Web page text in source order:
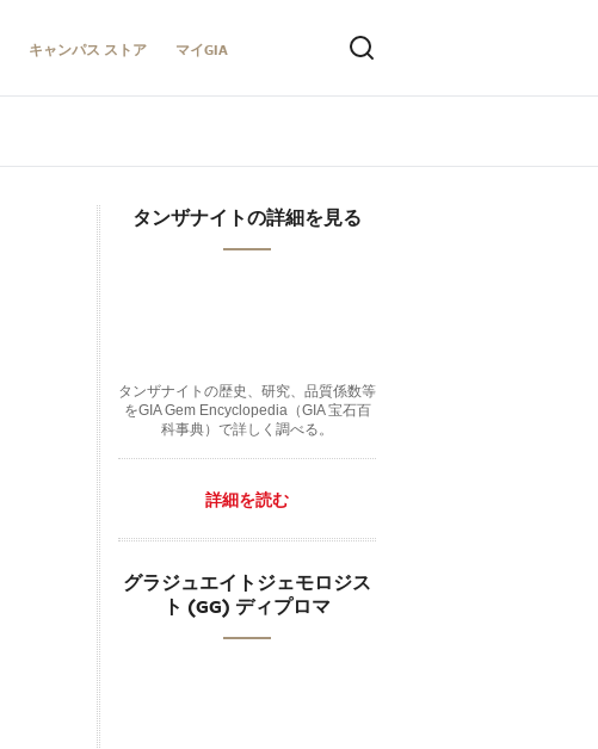
キャンパス ストア マイGIA
タンザナイトの詳細を見る
タンザナイトの歴史、研究、品質係数等
をGIA Gem Encyclopedia（GIA 宝石百
科事典）で詳しく調べる。
詳細を読む
グラジュエイトジェモロジス
ト (GG) ディプロマ